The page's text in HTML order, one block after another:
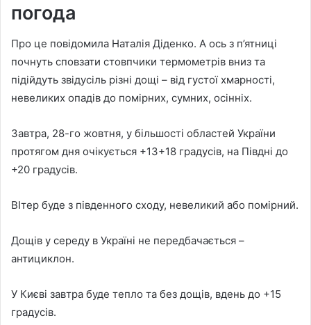
погода
Про це повідомила Наталія Діденко. А ось з п’ятниці
почнуть сповзати стовпчики термометрів вниз та
підійдуть звідусіль різні дощі – від густої хмарності,
невеликих опадів до помірних, сумних, осінніх.
Завтра, 28-го жовтня, у більшості областей України
протягом дня очікується +13+18 градусів, на Півдні до
+20 градусів.
ВІтер буде з південного сходу, невеликий або помірний.
Дощів у середу в Україні не передбачається –
антициклон.
У Києві завтра буде тепло та без дощів, вдень до +15
градусів.